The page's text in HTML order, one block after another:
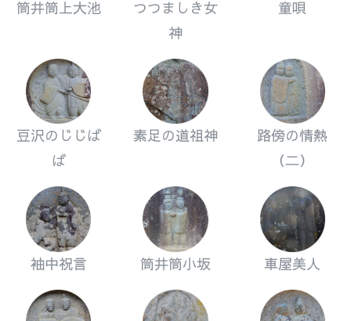
筒井筒上大池
つつましき女
神
童唄
豆沢のじじば
ば
素足の道祖神
路傍の情熱
（二）
袖中祝言 筒井筒小坂 車屋美人